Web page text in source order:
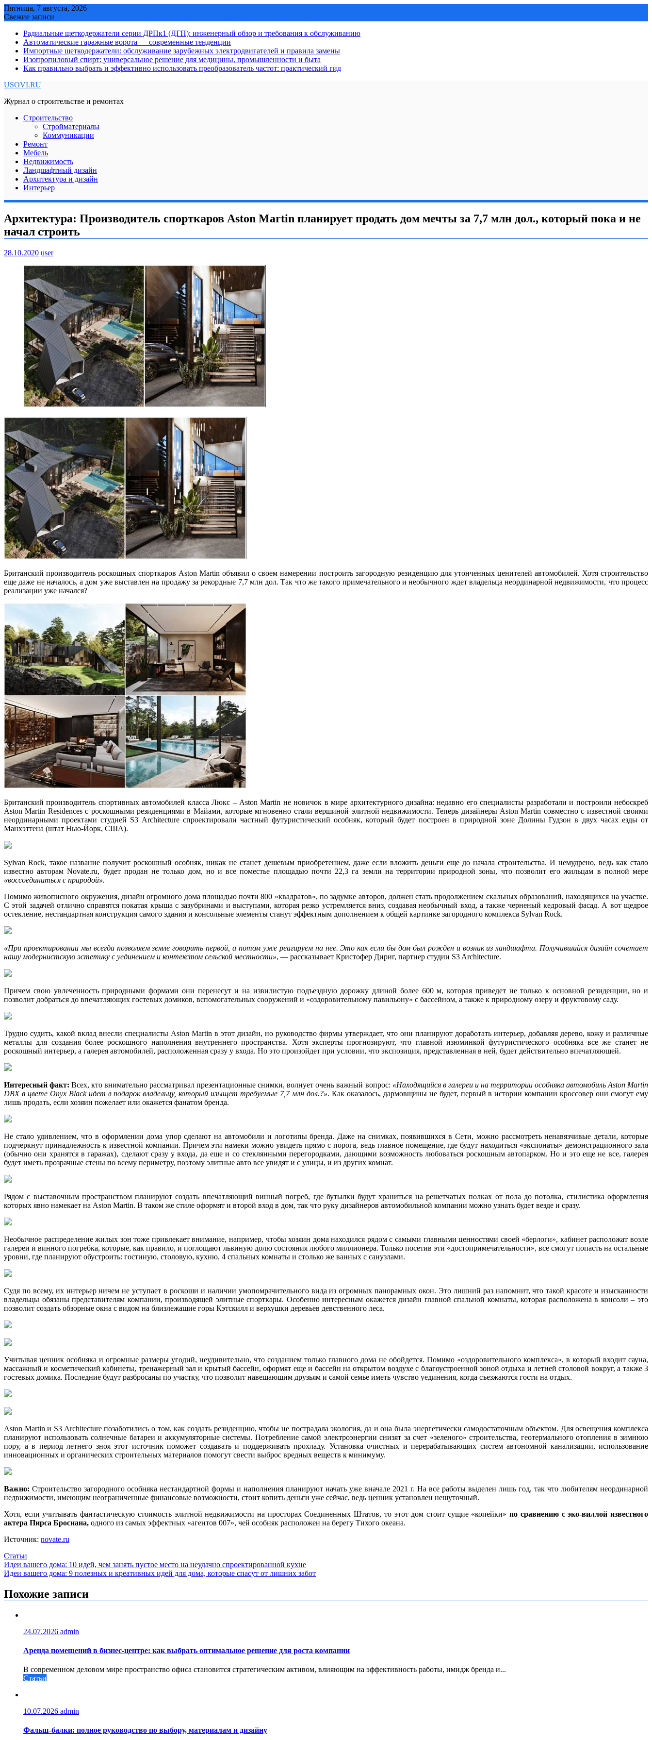
Skip
to
Пятница, 7 августа, 2026
Свежие записи
Радиальные щеткодержатели серии ДРПк1 (ДГП): инженерный обзор и требования к обслуживанию
Автоматические гаражные ворота — современные тенденции
Импортные щеткодержатели: обслуживание зарубежных электродвигателей и правила замены
Изопропиловый спирт: универсальное решение для медицины, промышленности и быта
Как правильно выбрать и эффективно использовать преобразователь частот: практический гид
USOVI.RU
Журнал о строительстве и ремонтах
Строительство
Стройматериалы
Коммуникации
Ремонт
Мебель
Недвижимость
Ландшафтный дизайн
Архитектура и дизайн
Интерьер
Архитектура: Производитель спорткаров Aston Martin планирует продать дом мечты за 7,7 млн дол., который пока и не
начал строить
28.10.2020 user
Британский производитель роскошных спорткаров Aston Martin объявил о своем намерении построить загородную резиденцию для утонченных ценителей автомобилей. Хотя строительство
еще даже не началось, а дом уже выставлен на продажу за рекордные 7,7 млн дол. Так что же такого примечательного и необычного ждет владельца неординарной недвижимости, что процесс
реализации уже начался?
Британский производитель спортивных автомобилей класса Люкс – Aston Martin не новичок в мире архитектурного дизайна: недавно его специалисты разработали и построили небоскреб
Aston Martin Residences с роскошными резиденциями в Майами, которые мгновенно стали вершиной элитной недвижимости. Теперь дизайнеры Aston Martin совместно с известной своими
неординарными проектами студией S3 Architecture спроектировали частный футуристический особняк, который будет построен в природной зоне Долины Гудзон в двух часах езды от
Манхэттена (штат Нью-Йорк, США).
Sylvan Rock, такое название получит роскошный особняк, никак не станет дешевым приобретением, даже если вложить деньги еще до начала строительства. И немудрено, ведь как стало
известно авторам Novate.ru, будет продан не только дом, но и все поместье площадью почти 22,3 га земли на территории природной зоны, что позволит его жильцам в полной мере
«воссоединиться с природой».
Помимо живописного окружения, дизайн огромного дома площадью почти 800 «квадратов», по задумке авторов, должен стать продолжением скальных образований, находящихся на участке.
С этой задачей отлично справятся покатая крыша с зазубринами и выступами, которая резко устремляется вниз, создавая необычный вход, а также черненый кедровый фасад. А вот щедрое
остекление, нестандартная конструкция самого здания и консольные элементы станут эффектным дополнением к общей картинке загородного комплекса Sylvan Rock.
«При проектировании мы всегда позволяем земле говорить первой, а потом уже реагируем на нее. Это как если бы дом был рожден и возник из ландшафта. Получившийся дизайн сочетает
нашу модернистскую эстетику с уединением и контекстом сельской местности», — рассказывает Кристофер Дириг, партнер студии S3 Architecture.
Причем свою увлеченность природными формами они перенесут и на извилистую подъездную дорожку длиной более 600 м, которая приведет не только к основной резиденции, но и
позволит добраться до впечатляющих гостевых домиков, вспомогательных сооружений и «оздоровительному павильону» с бассейном, а также к природному озеру и фруктовому саду.
Трудно судить, какой вклад внесли специалисты Aston Martin в этот дизайн, но руководство фирмы утверждает, что они планируют доработать интерьер, добавляя дерево, кожу и различные
металлы для создания более роскошного наполнения внутреннего пространства. Хотя эксперты прогнозируют, что главной изюминкой футуристического особняка все же станет не
роскошный интерьер, а галерея автомобилей, расположенная сразу у входа. Но это произойдет при условии, что экспозиция, представленная в ней, будет действительно впечатляющей.
Интересный факт: Всех, кто внимательно рассматривал презентационные снимки, волнует очень важный вопрос: «Находящийся в галереи и на территории особняка автомобиль Aston Martin
DBX в цвете Onyx Black идет в подарок владельцу, который изыщет требуемые 7,7 млн дол.?». Как оказалось, дармовщины не будет, первый в истории компании кроссовер они смогут ему
лишь продать, если хозяин пожелает или окажется фанатом бренда.
Не стало удивлением, что в оформлении дома упор сделают на автомобили и логотипы бренда. Даже на снимках, появившихся в Сети, можно рассмотреть ненавязчивые детали, которые
подчеркнут принадлежность к известной компании. Причем эти намеки можно увидеть прямо с порога, ведь главное помещение, где будут находиться «экспонаты» демонстрационного зала
(обычно они хранятся в гаражах), сделают сразу у входа, да еще и со стеклянными перегородками, дающими возможность любоваться роскошным автопарком. Но и это еще не все, галерея
будет иметь прозрачные стены по всему периметру, поэтому элитные авто все увидят и с улицы, и из других комнат.
Рядом с выставочным пространством планируют создать впечатляющий винный погреб, где бутылки будут храниться на решетчатых полках от пола до потолка, стилистика оформления
которых явно намекает на Aston Martin. В таком же стиле оформят и второй вход в дом, так что руку дизайнеров автомобильной компании можно узнать будет везде и сразу.
Необычное распределение жилых зон тоже привлекает внимание, например, чтобы хозяин дома находился рядом с самыми главными ценностями своей «берлоги», кабинет расположат возле
галереи и винного погребка, которые, как правило, и поглощают львиную долю состояния любого миллионера. Только посетив эти «достопримечательности», все смогут попасть на остальные
уровни, где планируют обустроить: гостиную, столовую, кухню, 4 спальных комнаты и столько же ванных с санузлами.
Судя по всему, их интерьер ничем не уступает в роскоши и наличии умопомрачительного вида из огромных панорамных окон. Это лишний раз напомнит, что такой красоте и изысканности
владельцы обязаны представителям компании, производящей элитные спорткары. Особенно интересным окажется дизайн главной спальной комнаты, которая расположена в консоли – это
позволит создать обзорные окна с видом на близлежащие горы Кэтскилл и верхушки деревьев девственного леса.
Учитывая ценник особняка и огромные размеры угодий, неудивительно, что созданием только главного дома не обойдется. Помимо «оздоровительного комплекса», в который входит сауна,
массажный и косметический кабинеты, тренажерный зал и крытый бассейн, оформят еще и бассейн на открытом воздухе с благоустроенной зоной отдыха и летней столовой вокруг, а также 3
гостевых домика. Последние будут разбросаны по участку, что позволит навещающим друзьям и самой семье иметь чувство уединения, когда съезжаются гости на отдых.
Aston Martin и S3 Architecture позаботились о том, как создать резиденцию, чтобы не пострадала экология, да и она была энергетически самодостаточным объектом. Для освещения комплекса
планируют использовать солнечные батареи и аккумуляторные системы. Потребление самой электроэнергии снизят за счет «зеленого» строительства, геотермального отопления в зимнюю
пору, а в период летнего зноя этот источник поможет создавать и поддерживать прохладу. Установка очистных и перерабатывающих систем автономной канализации, использование
инновационных и органических строительных материалов помогут свести выброс вредных веществ к минимуму.
Важно: Строительство загородного особняка нестандартной формы и наполнения планируют начать уже вначале 2021 г. На все работы выделен лишь год, так что любителям неординарной
недвижимости, имеющим неограниченные финансовые возможности, стоит копить деньги уже сейчас, ведь ценник установлен нешуточный.
Хотя, если учитывать фантастическую стоимость элитной недвижимости на просторах Соединенных Штатов, то этот дом стоит сущие «копейки»по сравнению с эко-виллой известного
актера Пирса Броснана, одного из самых эффектных «агентов 007», чей особняк расположен на берегу Тихого океана.
Источник: novate.ru
Статьи
Навигация
по
записям
Идеи вашего дома: 10 идей, чем занять пустое место на неудачно спроектированной кухне
Идеи вашего дома: 9 полезных и креативных идей для дома, которые спасут от лишних забот
Похожие записи
24.07.2026 admin
Аренда помещений в бизнес‑центре: как выбрать оптимальное решение для роста компании
В современном деловом мире пространство офиса становится стратегическим активом, влияющим на эффективность работы, имидж бренда и...
Статьи
10.07.2026 admin
Фальш-балки: полное руководство по выбору, материалам и дизайну